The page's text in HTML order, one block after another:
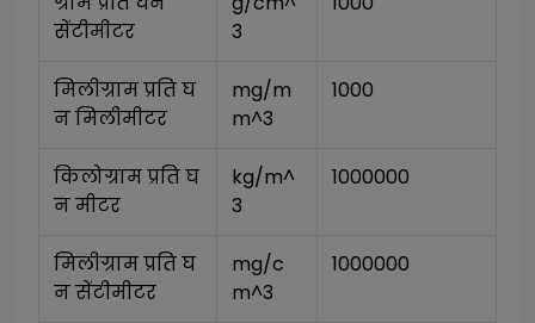
सेंटीमीटर
3
मिलीग्राम प्रति घ
न मिलीमीटर
mg/m
m^3
1000
किलोग्राम प्रति घ
न मीटर
kg/m^
3
1000000
मिलीग्राम प्रति घ
न सेंटीमीटर
mg/c
m^3
1000000